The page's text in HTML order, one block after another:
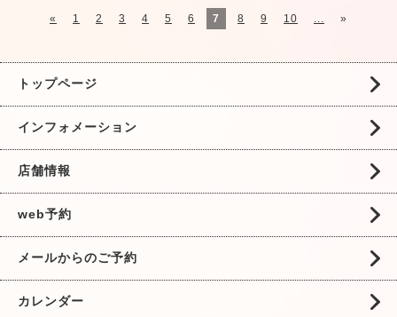
« 1 2 3 4 5 6 7 8 9 10 ... »
トップページ
インフォメーション
店舗情報
web予約
メールからのご予約
カレンダー